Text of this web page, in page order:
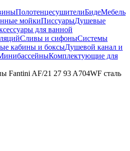
ПолотенцесушителиБидеМебель
мойкиПиссуарыДушевые
для ванной
Сливы и сифоныСистемы
кабины и боксыДушевой канал и
Комплектующие для
Fantini AF/21 27 93 A704WF сталь